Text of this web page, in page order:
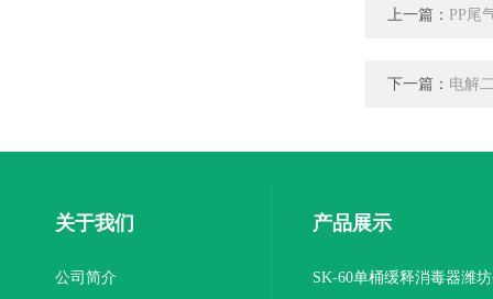
上一篇： PP尾
下一篇： 电解
关于我们
公司简介
产品展示
SK-60单桶缓释消毒器潍